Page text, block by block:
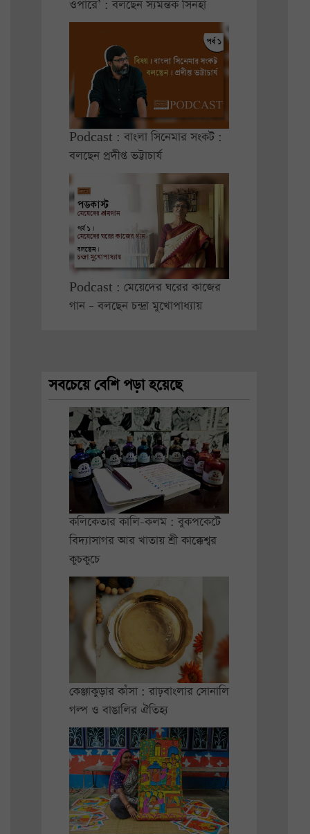
ওপারে’ : বলছেন স্যমন্তক সিনহা
Podcast : বাংলা সিনেমার সংকট :
বলছেন প্রদীপ্ত ভট্টাচার্য
Podcast : মেয়েদের ঘরের কাজের
গান – বলছেন চন্দ্রা মুখোপাধ্যায়
সবচেয়ে বেশি পড়া হয়েছে
কলিকেতার কালি-কলম : বুকপকেটে
বিদ্যাসাগর আর খাতায় শ্রী কাক্কেশ্বর
কুচকুচে
কেঞ্জাকুড়ার কাঁসা : রাঢ়বাংলার সোনালি
গল্প ও বাঙালির ঐতিহ্য